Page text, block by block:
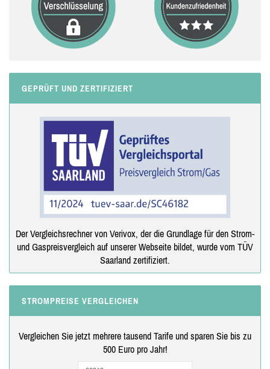
GEPRÜFT UND ZERTIFIZIERT
Der Vergleichsrechner von Verivox, der die Grundlage für den Strom-
und Gaspreisvergleich auf unserer Webseite bildet, wurde vom TÜV
Saarland zertifiziert.
STROMPREISE VERGLEICHEN
Vergleichen Sie jetzt mehrere tausend Tarife und sparen Sie bis zu
500 Euro pro Jahr!